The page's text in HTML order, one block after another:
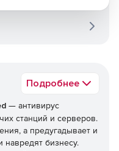
Подробнее
— антивирус
станций и серверов.
а предугадывает и
навредят бизнесу.